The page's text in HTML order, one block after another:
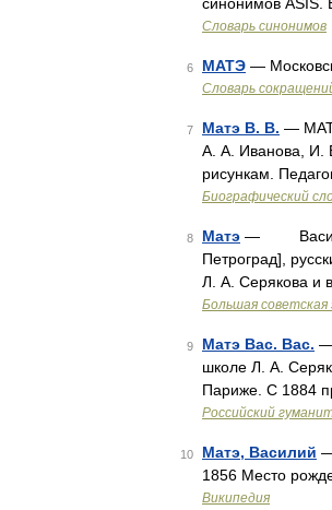
Словарь синонимов
6 МАТЭ —
Словарь
7 Матэ В. В. —
А. А. Иванова, И.
рисункам.
Биографический
8 Матэ — Василий
Петроград],
Л. А. Серякова и
Большая советская
9 Матэ Вас. Вас. —
школе Л. А.
Париже. С 1884
Российский
10 Матэ, Василий
1856 Место
Википедия